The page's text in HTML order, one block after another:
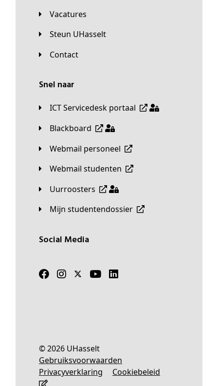
Vacatures
Steun UHasselt
Contact
Snel naar
ICT Servicedesk portaal
Blackboard
Webmail personeel
Webmail studenten
Uurroosters
Mijn studentendossier
Social Media
© 2026 UHasselt
Gebruiksvoorwaarden
Privacyverklaring
Cookiebeleid